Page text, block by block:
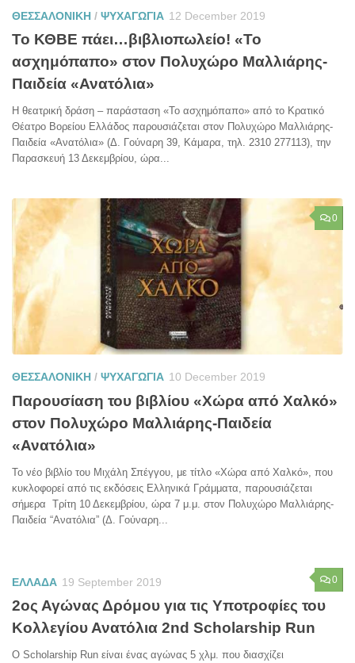
ΘΕΣΣΑΛΟΝΙΚΗ / ΨΥΧΑΓΩΓΙΑ 12 December 2019
Το ΚΘΒΕ πάει…βιβλιοπωλείο! «Το
ασχημόπαπο» στον Πολυχώρο Μαλλιάρης-
Παιδεία «Ανατόλια»
Η θεατρική δράση – παράσταση «Το ασχημόπαπο» από το Κρατικό
Θέατρο Βορείου Ελλάδος παρουσιάζεται στον Πολυχώρο Μαλλιάρης-
Παιδεία «Ανατόλια» (Δ. Γούναρη 39, Κάμαρα, τηλ. 2310 277113), την
Παρασκευή 13 Δεκεμβρίου, ώρα...
0
ΘΕΣΣΑΛΟΝΙΚΗ / ΨΥΧΑΓΩΓΙΑ 10 December 2019
Παρουσίαση του βιβλίου «Χώρα από Χαλκό»
στον Πολυχώρο Μαλλιάρης-Παιδεία
«Ανατόλια»
Το νέο βιβλίο του Μιχάλη Σπέγγου, με τίτλο «Χώρα από Χαλκό», που
κυκλοφορεί από τις εκδόσεις Ελληνικά Γράμματα, παρουσιάζεται
σήμερα Τρίτη 10 Δεκεμβρίου, ώρα 7 μ.μ. στον Πολυχώρο Μαλλιάρης-
Παιδεία “Ανατόλια” (Δ. Γούναρη...
0
ΕΛΛΑΔΑ 19 September 2019
2ος Αγώνας Δρόμου για τις Υποτροφίες του
Κολλεγίου Ανατόλια 2nd Scholarship Run
Ο Scholarship Run είναι ένας αγώνας 5 χλμ. που διασχίζει